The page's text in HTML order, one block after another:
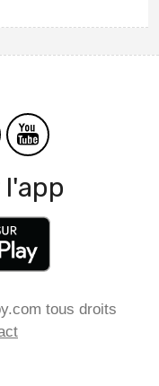
tous droits